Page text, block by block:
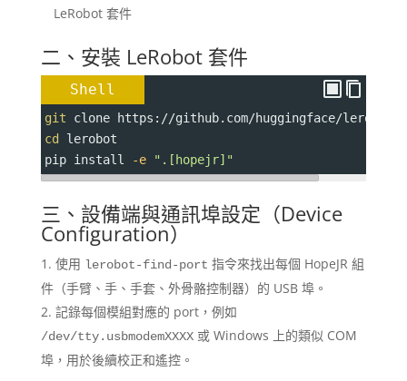
LeRobot 套件
二、安裝 LeRobot 套件
Shell
git clone https://github.com/huggingface/
cd
lerobot
pip install
-e ".[hopejr]"
三、設備端與通訊埠設定（Device
Configuration）
使用 lerobot-find-port 指令來找出每個 HopeJR 組
件（手臂、手、手套、外骨骼控制器）的 USB 埠。
記錄每個模組對應的 port，例如
/dev/tty.usbmodemXXXX或 Windows 上的類似 COM
埠，用於後續校正和遙控。